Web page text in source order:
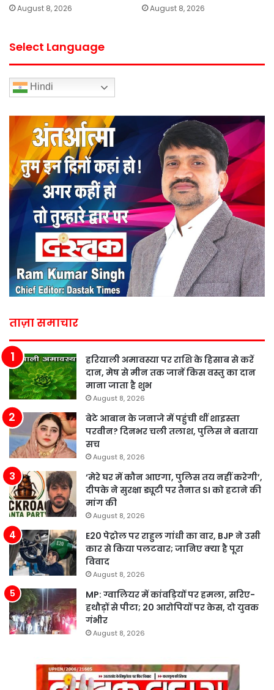
August 8, 2026 August 8, 2026
Select Language
Hindi
ताज़ा समाचार
हरियाली अमावस्या पर राशि के हिसाब से करें
दान, मेष से मीन तक जानें किस वस्तु का दान
माना जाता है शुभ
August 8, 2026
बेटे आबान के जनाजे में पहुंची थीं शाइस्ता
परवीन? दिनभर चली तलाश, पुलिस ने बताया
सच
August 8, 2026
‘मेरे घर में कौन आएगा, पुलिस तय नहीं करेगी’,
दीपके ने सुरक्षा ड्यूटी पर तैनात SI को हटाने की
मांग की
August 8, 2026
E20 पेट्रोल पर राहुल गांधी का वार, BJP ने उसी
कार से किया पलटवार; जानिए क्या है पूरा
विवाद
August 8, 2026
MP: ग्वालियर में कांवड़ियों पर हमला, सरिए-
हथौड़ों से पीटा; 20 आरोपियों पर केस, दो युवक
गंभीर
August 8, 2026